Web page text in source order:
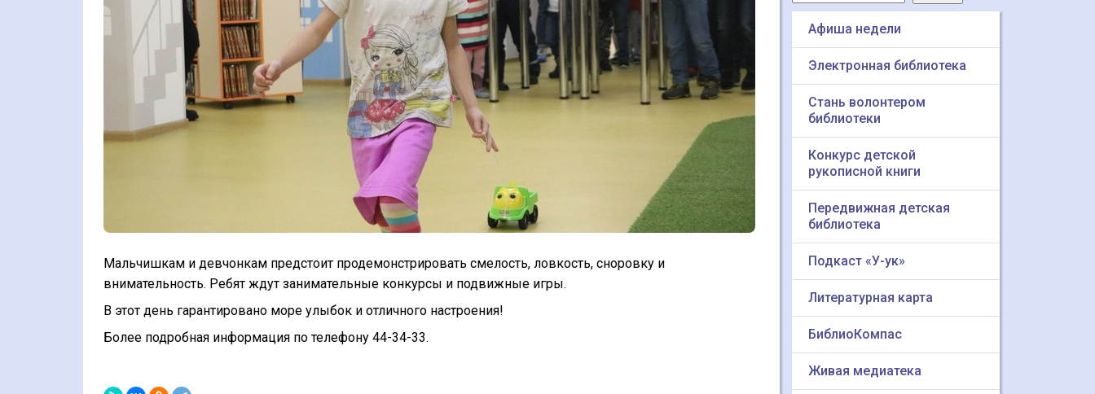
Мальчишкам и девчонкам предстоит продемонстрировать смелость, ловкость, сноровку и
внимательность. Ребят ждут занимательные конкурсы и подвижные игры.
В этот день гарантировано море улыбок и отличного настроения!
Более подробная информация по телефону 44-34-33.
Афиша недели
Электронная библиотека
Стань волонтером
библиотеки
Конкурс детской
рукописной книги
Передвижная детская
библиотека
Подкаст «У-ук»
Литературная карта
БиблиоКомпас
Живая медиатека